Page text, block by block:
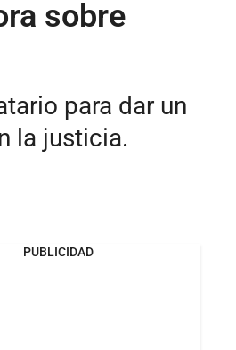
sobre
para dar un
la justicia.
PUBLICIDAD